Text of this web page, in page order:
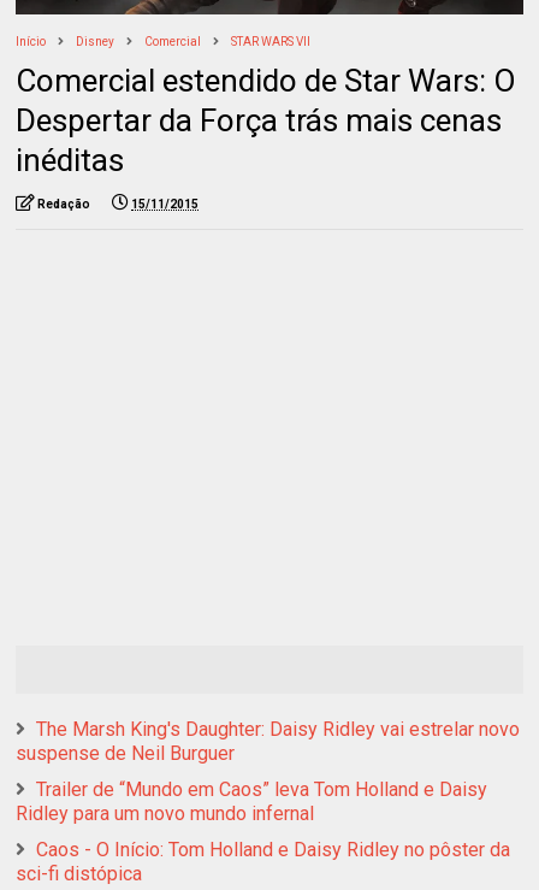
Início Disney Comercial STAR WARS VII
Comercial estendido de Star Wars: O
Despertar da Força trás mais cenas
inéditas
Redação 15/11/2015
The Marsh King's Daughter: Daisy Ridley vai estrelar novo
suspense de Neil Burguer
Trailer de “Mundo em Caos” leva Tom Holland e Daisy
Ridley para um novo mundo infernal
Caos - O Início: Tom Holland e Daisy Ridley no pôster da
sci-fi distópica